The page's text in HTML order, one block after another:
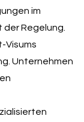
im
Regelung.
Visums
Unternehmen